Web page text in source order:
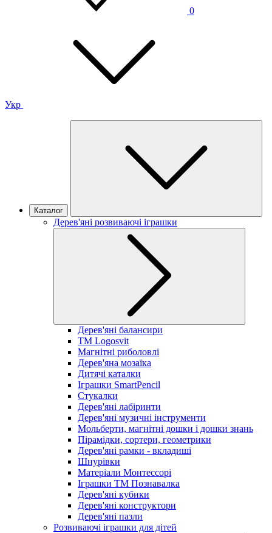
0
Укр
Каталог
Дерев'яні розвиваючі іграшки
Дерев'яні балансири
TM Logosvit
Магнітні риболовлі
Дерев'яна мозаїка
Дитячі каталки
Іграшки SmartPencil
Стукалки
Дерев'яні лабіринти
Дерев'яні музичні інструменти
Мольберти, магнітні дошки і дошки знань
Пірамідки, сортери, геометрики
Дерев'яні рамки - вкладиші
Шнурівки
Матеріали Монтессорі
Іграшки ТМ Познавалка
Дерев'яні кубики
Дерев'яні конструктори
Дерев'яні пазли
Розвиваючі іграшки для дітей